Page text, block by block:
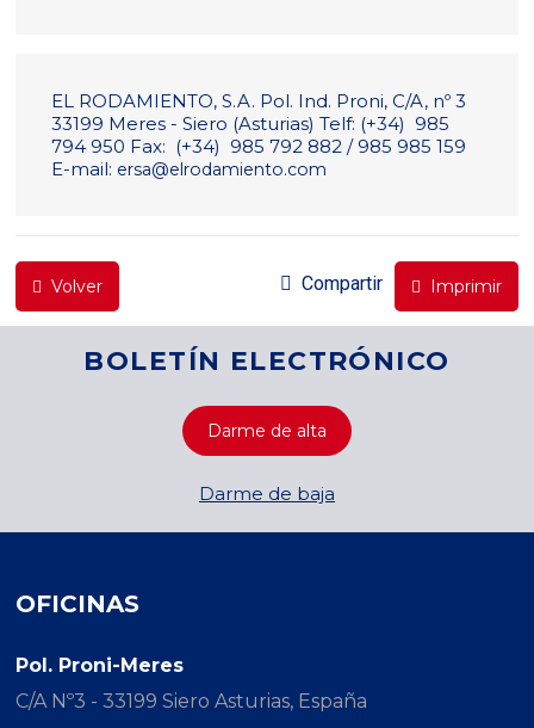
EL RODAMIENTO, S.A. Pol. Ind. Proni, C/A, nº 3
33199 Meres - Siero (Asturias) Telf: (+34) 985
794 950 Fax: (+34) 985 792 882 / 985 985 159
E-mail: ersa@elrodamiento.com
Volver Imprimir
Compartir
BOLETÍN ELECTRÓNICO
Darme de baja
OFICINAS
Pol. Proni-Meres
C/A Nº3 - 33199 Siero Asturias, España